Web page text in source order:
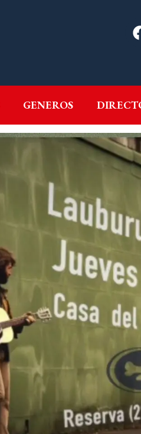
GENEROS
GENEROS